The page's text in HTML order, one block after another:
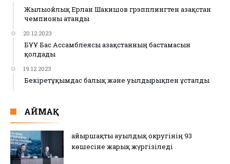
Жылыойлық Ерлан Шакишов грэпплингтен Қазақстан
чемпионы атанды
20.12.2023
БҰҰ Бас Ассамблеясы Қазақстанның бастамасын
қолдады
19.12.2023
Бекіретұқымдас балық және уылдырықпен ұсталды
АЙМАҚ
Қайыршақты ауылдық округінің 93
көшесіне жарық жүргізіледі